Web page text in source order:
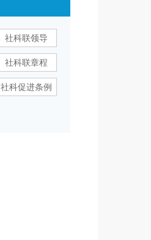
社科联领导
社科联章程
社科促进条例